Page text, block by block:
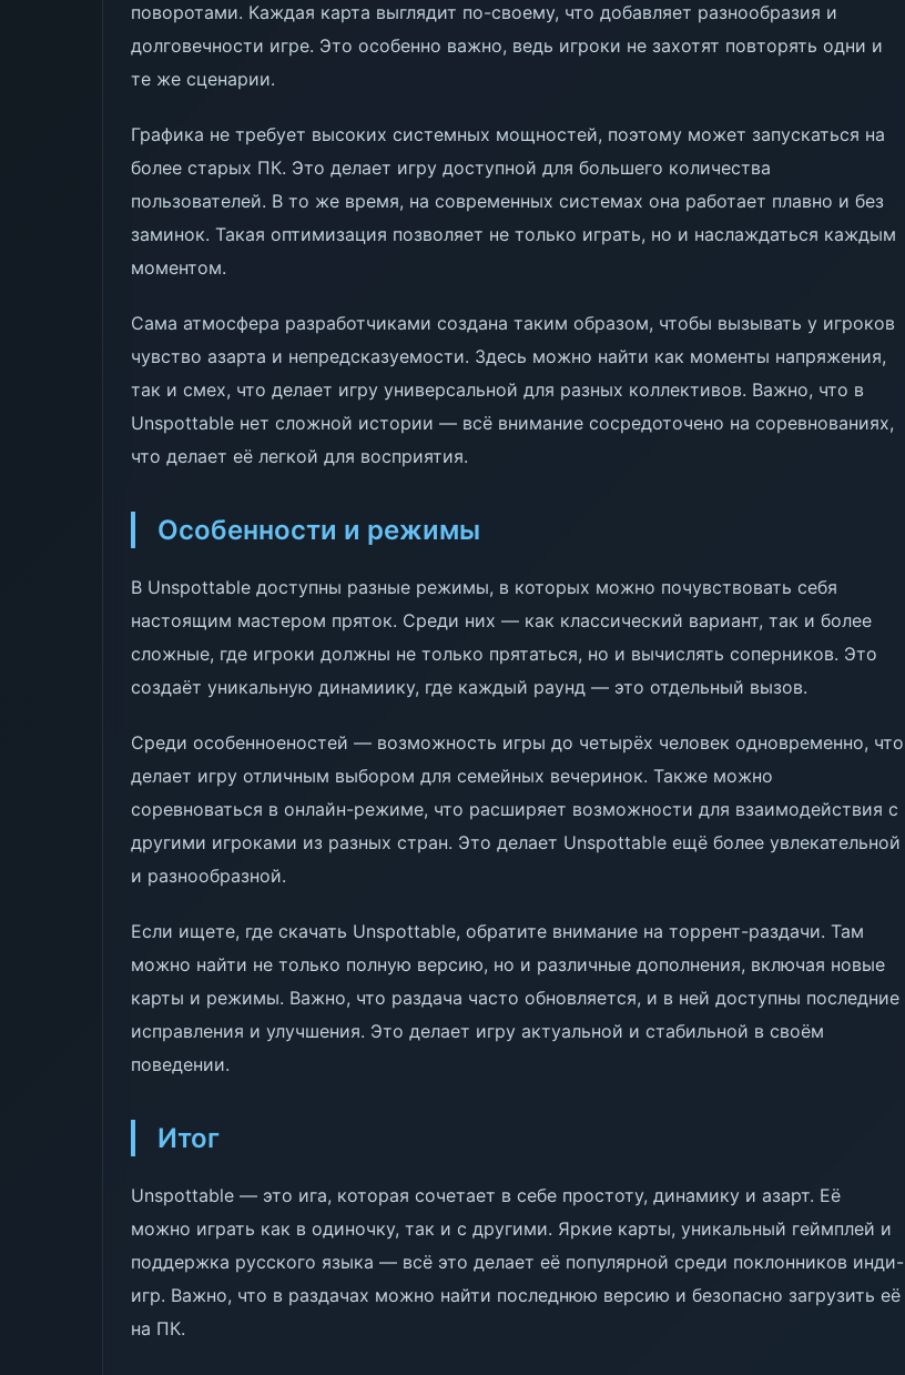
поворотами. Каждая карта выглядит по-своему, что добавляет разнообразия и
долговечности игре. Это особенно важно, ведь игроки не захотят повторять одни и
те же сценарии.
Графика не требует высоких системных мощностей, поэтому может запускаться на
более старых ПК. Это делает игру доступной для большего количества
пользователей. В то же время, на современных системах она работает плавно и без
заминок. Такая оптимизация позволяет не только играть, но и наслаждаться каждым
моментом.
Сама атмосфера разработчиками создана таким образом, чтобы вызывать у игроков
чувство азарта и непредсказуемости. Здесь можно найти как моменты напряжения,
так и смех, что делает игру универсальной для разных коллективов. Важно, что в
Unspottable нет сложной истории — всё внимание сосредоточено на соревнованиях,
что делает её легкой для восприятия.
Особенности и режимы
В Unspottable доступны разные режимы, в которых можно почувствовать себя
настоящим мастером пряток. Среди них — как классический вариант, так и более
сложные, где игроки должны не только прятаться, но и вычислять соперников. Это
создаёт уникальную динамиику, где каждый раунд — это отдельный вызов.
Среди особенноеностей — возможность игры до четырёх человек одновременно, что
делает игру отличным выбором для семейных вечеринок. Также можно
соревноваться в онлайн-режиме, что расширяет возможности для взаимодействия с
другими игроками из разных стран. Это делает Unspottable ещё более увлекательной
и разнообразной.
Если ищете, где скачать Unspottable, обратите внимание на торрент-раздачи. Там
можно найти не только полную версию, но и различные дополнения, включая новые
карты и режимы. Важно, что раздача часто обновляется, и в ней доступны последние
исправления и улучшения. Это делает игру актуальной и стабильной в своём
поведении.
Итог
Unspottable — это ига, которая сочетает в себе простоту, динамику и азарт. Её
можно играть как в одиночку, так и с другими. Яркие карты, уникальный геймплей и
поддержка русского языка — всё это делает её популярной среди поклонников инди-
игр. Важно, что в раздачах можно найти последнюю версию и безопасно загрузить её
на ПК.